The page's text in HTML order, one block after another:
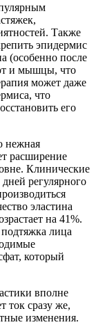
Также
эпидермис
(особенно после
и мышцы, что
может даже
что
его
нежная
расширение
Клинические
регулярного
эластина
на 41%.
лица
который
вполне
ток сразу же,
изменения.